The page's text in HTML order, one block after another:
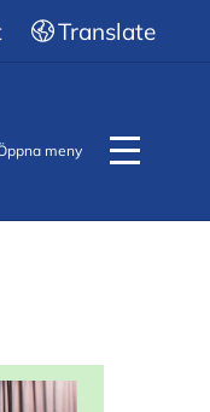
Translate
meny